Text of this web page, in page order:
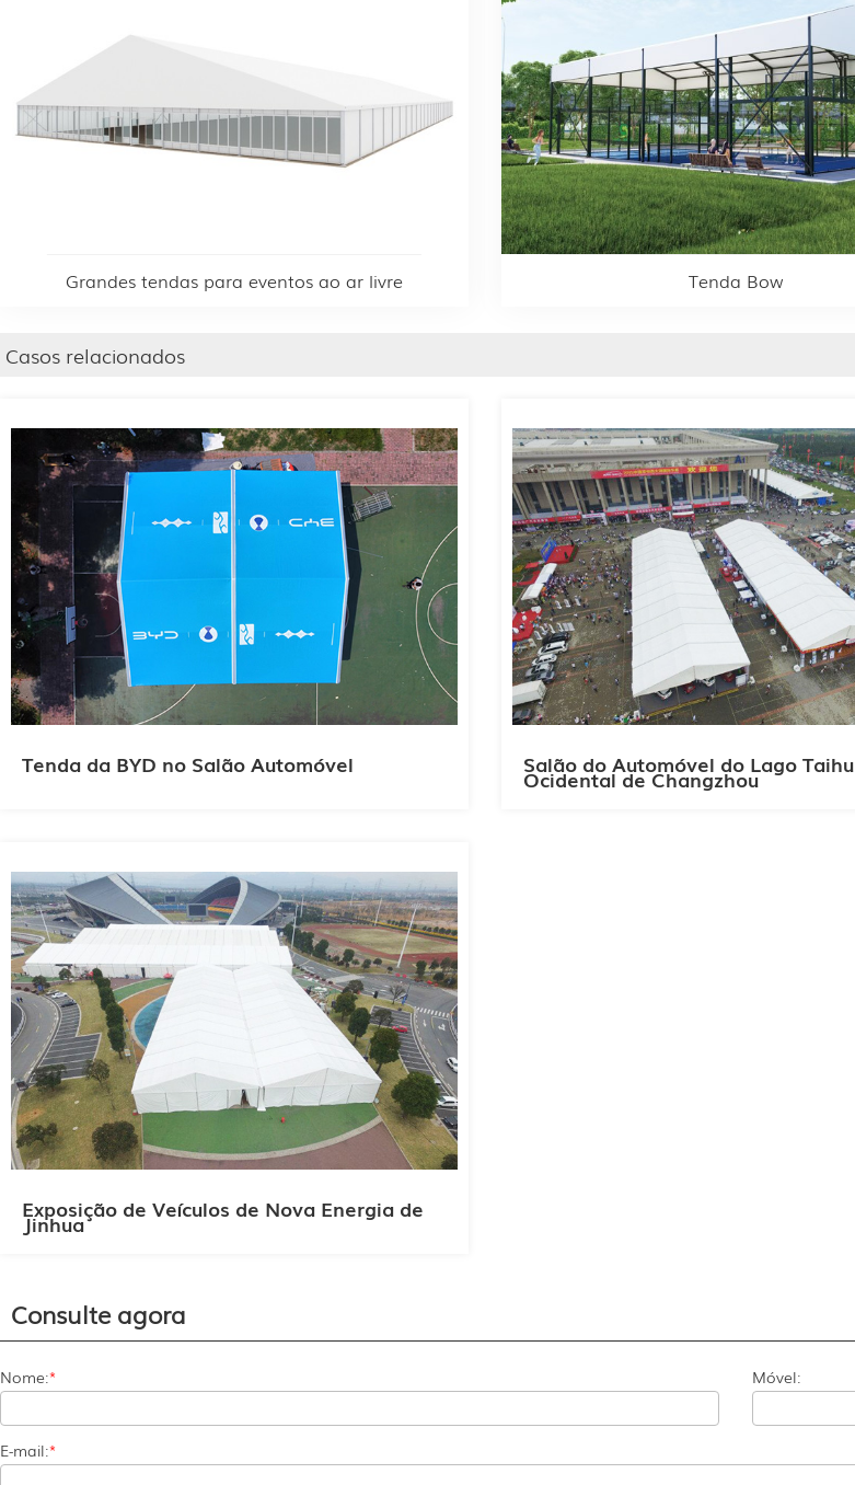
Grandes tendas para eventos ao ar livre Tenda Bow
Casos relacionados
Tenda da BYD no Salão Automóvel Salão do Automóvel do Lago Taihu
Ocidental de Changzhou
Exposição de Veículos de Nova Energia de
Jinhua
Consulte agora
Nome:* Móvel:
E-mail:*